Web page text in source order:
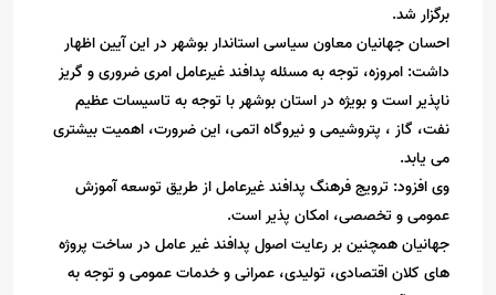
برگزار شد.
احسان جهانیان معاون سیاسی استاندار بوشهر در این آیین اظهار
داشت: امروزه، توجه به مسئله پدافند غیرعامل امری ضروری و گریز
ناپذیر است و بویژه در استان بوشهر با توجه به تاسیسات عظیم
نفت، گاز ، پتروشیمی و نیروگاه اتمی، این ضرورت، اهمیت بیشتری
می یابد.
وی افزود: ترویج فرهنگ پدافند غیرعامل از طریق توسعه آموزش
عمومی و تخصصی، امکان پذیر است.
جهانیان همچنین بر رعایت اصول پدافند غیر عامل در ساخت پروژه
های کلان اقتصادی، تولیدی، عمرانی و خدمات عمومی و توجه به